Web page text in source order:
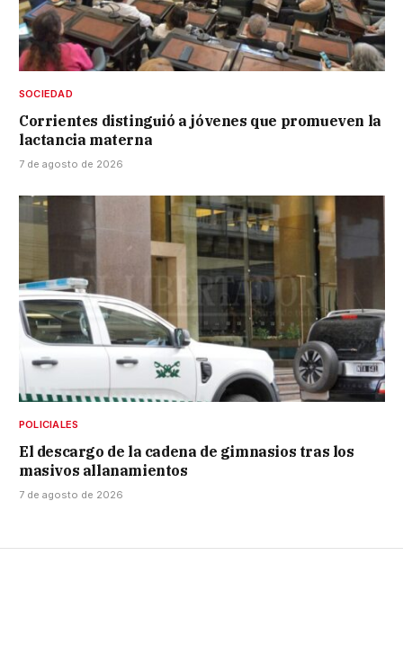
SOCIEDAD
Corrientes distinguió a jóvenes que promueven la
lactancia materna
7 de agosto de 2026
POLICIALES
El descargo de la cadena de gimnasios tras los
masivos allanamientos
7 de agosto de 2026